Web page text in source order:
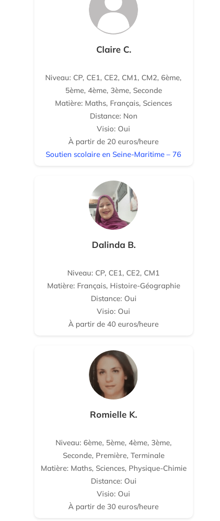
Claire C.
Niveau: CP, CE1, CE2, CM1, CM2, 6ème,
5ème, 4ème, 3ème, Seconde
Matière: Maths, Français, Sciences
Distance: Non
Visio: Oui
À partir de 20 euros/heure
Soutien scolaire en Seine-Maritime – 76
Dalinda B.
Niveau: CP, CE1, CE2, CM1
Matière: Français, Histoire-Géographie
Distance: Oui
Visio: Oui
À partir de 40 euros/heure
Romielle K.
Niveau: 6ème, 5ème, 4ème, 3ème,
Seconde, Première, Terminale
Matière: Maths, Sciences, Physique-Chimie
Distance: Oui
Visio: Oui
À partir de 30 euros/heure